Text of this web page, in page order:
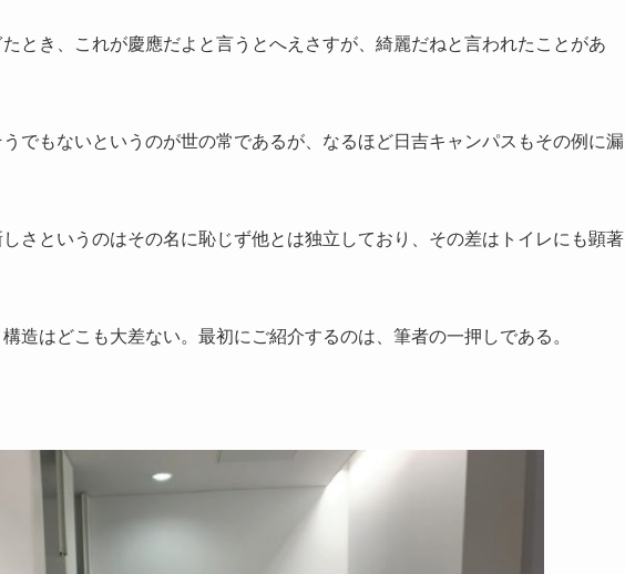
とき、これが慶應だよと言うとへえさすが、綺麗だねと言われたことがあ
でもないというのが世の常であるが、なるほど日吉キャンパスもその例に漏
さというのはその名に恥じず他とは独立しており、その差はトイレにも顕著
造はどこも大差ない。最初にご紹介するのは、筆者の一押しである。